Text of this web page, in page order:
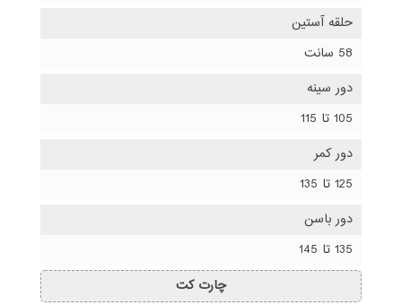
حلقه آستین
58 سانت
دور سینه
105 تا 115
دور کمر
125 تا 135
دور باسن
135 تا 145
چارت کت